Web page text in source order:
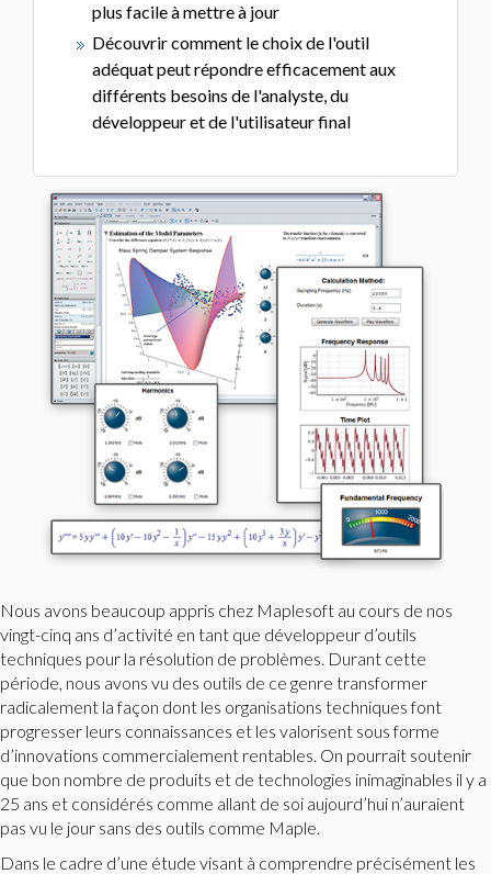
plus facile à mettre à jour
Découvrir comment le choix de l'outil
adéquat peut répondre efficacement aux
différents besoins de l'analyste, du
développeur et de l'utilisateur final
Nous avons beaucoup appris chez Maplesoft au cours de nos
vingt-cinq ans d’activité en tant que développeur d’outils
techniques pour la résolution de problèmes. Durant cette
période, nous avons vu des outils de ce genre transformer
radicalement la façon dont les organisations techniques font
progresser leurs connaissances et les valorisent sous forme
d’innovations commercialement rentables. On pourrait soutenir
que bon nombre de produits et de technologies inimaginables il y a
25 ans et considérés comme allant de soi aujourd’hui n’auraient
pas vu le jour sans des outils comme Maple.
Dans le cadre d’une étude visant à comprendre précisément les